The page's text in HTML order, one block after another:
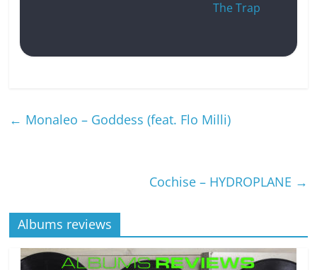
The Trap
← Monaleo – Goddess (feat. Flo Milli)
Cochise – HYDROPLANE →
Albums reviews